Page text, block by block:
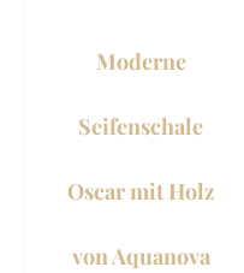
Moderne
Seifenschale
Oscar mit Holz
von Aquanova